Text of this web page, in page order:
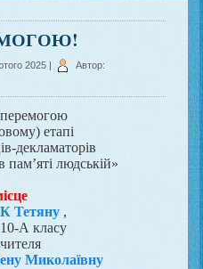
2025 |
Автор:
етапі
декламаторів
людській»
Тетяну ,
А класу
Миколаївну